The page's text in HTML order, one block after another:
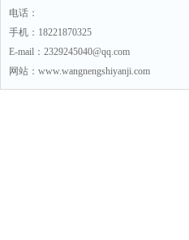
电话：
手机：18221870325
E-mail：2329245040@qq.com
网站：www.wangnengshiyanji.com